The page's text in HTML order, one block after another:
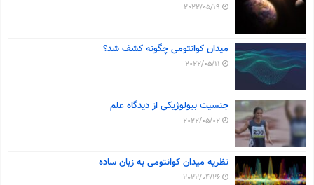
2022/05/19
میدان کوانتومی چگونه کشف شد؟
2022/05/11
جنسیت بیولوژیکی از دیدگاه علم
2022/05/02
نظریه میدان کوانتومی به زبان ساده
2022/04/26